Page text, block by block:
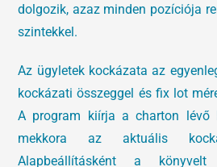
dolgozik, azaz minden pozíciója
szintekkel.
Az ügyletek kockázata az
kockázati összeggel és fix lot
A program kiírja a charton lévő
mekkora az aktuális
Alapbeállításként a könyvelt